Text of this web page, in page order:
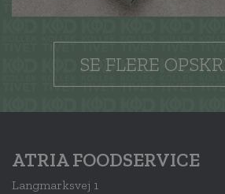
SE FLERE
ATRIA FOODSERVICE
Langmarksvej 1